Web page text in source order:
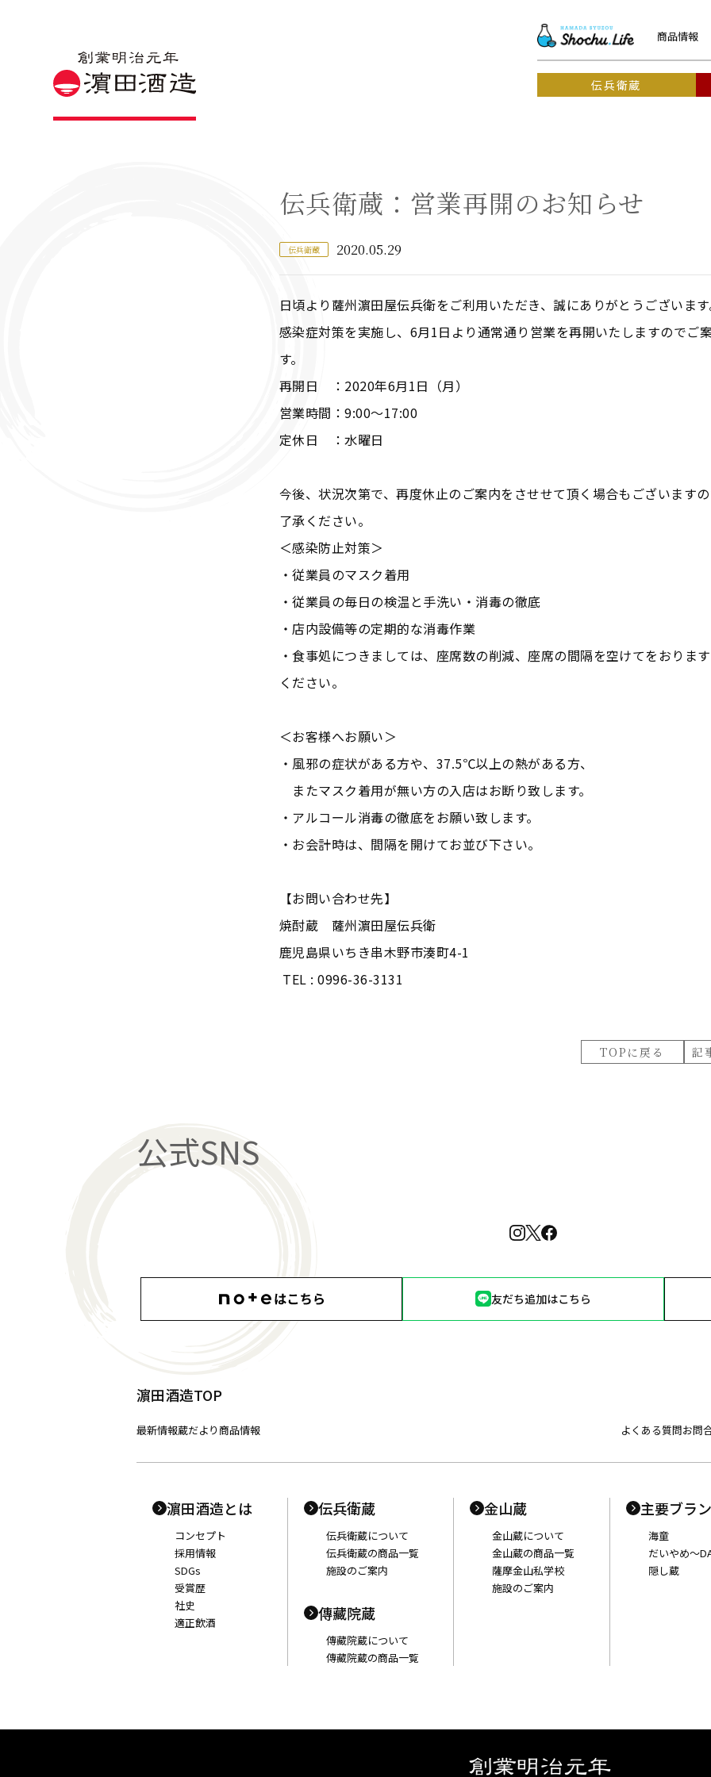
商品情報
伝兵衛蔵
伝兵衛蔵：営業再開のお知らせ
伝兵衛蔵 2020.05.29
日頃より薩州濵田屋伝兵衛をご利用いただき、誠にありがとうございます
感染症対策を実施し、6月1日より通常通り営業を再開いたしますのでご
す。
再開日 ：2020年6月1日（月）
営業時間：9:00～17:00
定休日 ：水曜日
今後、状況次第で、再度休止のご案内をさせせて頂く場合もございます
了承ください。
＜感染防止対策＞
・従業員のマスク着用
・従業員の毎日の検温と手洗い・消毒の徹底
・店内設備等の定期的な消毒作業
・食事処につきましては、座席数の削減、座席の間隔を空けてをおりま
ください。
＜お客様へお願い＞
・風邪の症状がある方や、37.5℃以上の熱がある方、
またマスク着用が無い方の入店はお断り致します。
・アルコール消毒の徹底をお願い致します。
・お会計時は、間隔を開けてお並び下さい。
【お問い合わせ先】
焼酎蔵 薩州濵田屋伝兵衛
鹿児島県いちき串木野市湊町4-1
TEL : 0996-36-3131
TOPに戻る 記
公式SNS
友だち追加はこちら
濵田酒造TOP
最新情報蔵だより 商品情報 よくある質問お問
濵田酒造とは
コンセプト
採用情報
SDGs
受賞歴
社史
適正飲酒
伝兵衛蔵
伝兵衛蔵について
伝兵衛蔵の商品一覧
施設のご案内
傳藏院蔵
傳藏院蔵について
傳藏院蔵の商品一覧
金山蔵
金山蔵について
金山蔵の商品一覧
薩摩金山私学校
施設のご案内
主要ブラ
海童
だいやめ〜
隠し蔵